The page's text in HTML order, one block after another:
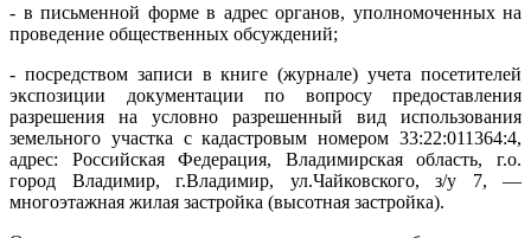
- в письменной форме в адрес органов, уполномоченных на
проведение общественных обсуждений;
- посредством записи в книге (журнале) учета посетителей
экспозиции документации по вопросу предоставления
разрешения на условно разрешенный вид использования
земельного участка с кадастровым номером 33:22:011364:4,
адрес: Российская Федерация, Владимирская область, г.о.
город Владимир, г.Владимир, ул.Чайковского, з/у 7, —
многоэтажная жилая застройка (высотная застройка).